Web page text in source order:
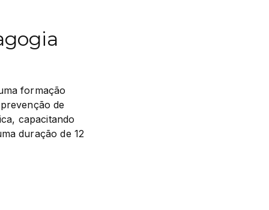
formação
de
capacitando
duração de 12